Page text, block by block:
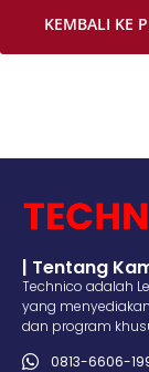
KEMBALI KE
| Tentang
Technico adalah
yang menyediakan
dan program
0813-6606-